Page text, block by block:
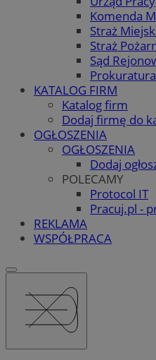
Komenda
Straż
Straż
Sąd
KATALOG FIRM
Katalog firm
Dodaj firmę do
OGŁOSZENIA
OGŁOSZENIA
Dodaj
POLECAMY
Protocol IT
Pracuj.pl -
REKLAMA
WSPÓŁPRACA